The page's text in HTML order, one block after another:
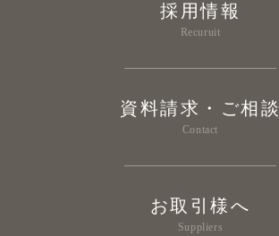
採用情報
Recuruit
資料請求・ご相談
Contact
お取引様へ
Suppliers